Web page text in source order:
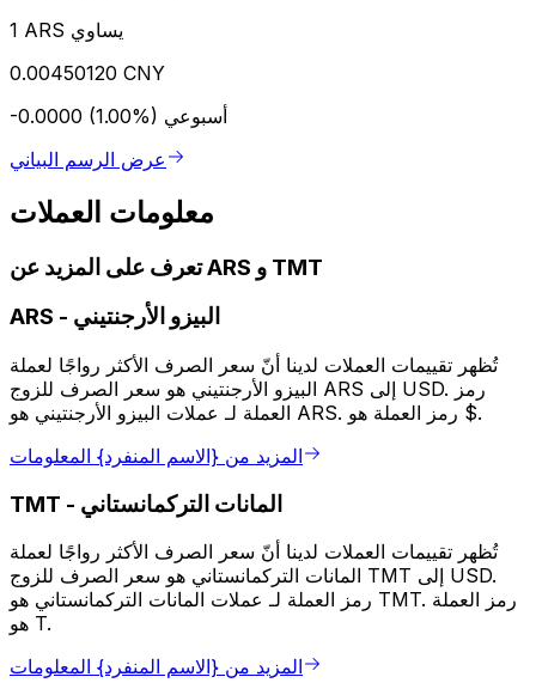
1 ARS يساوي
0.00450120 CNY
-0.0000 (1.00%) أسبوعي
عرض الرسم البياني
معلومات العملات
تعرف على المزيد عن ARS و TMT
ARS - البيزو الأرجنتيني
تُظهر تقييمات العملات لدينا أنّ سعر الصرف الأكثر رواجًا لعملة
البيزو الأرجنتيني هو سعر الصرف للزوج ARS إلى USD. رمز
العملة لـ عملات البيزو الأرجنتيني هو ARS. رمز العملة هو $.
المزيد من {الاسم المنفرد} المعلومات
TMT - المانات التركمانستاني
تُظهر تقييمات العملات لدينا أنّ سعر الصرف الأكثر رواجًا لعملة
المانات التركمانستاني هو سعر الصرف للزوج TMT إلى USD.
رمز العملة لـ عملات المانات التركمانستاني هو TMT. رمز العملة
هو T.
المزيد من {الاسم المنفرد} المعلومات